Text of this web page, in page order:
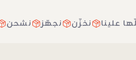
خلّها علينا نخزّن نجهّز